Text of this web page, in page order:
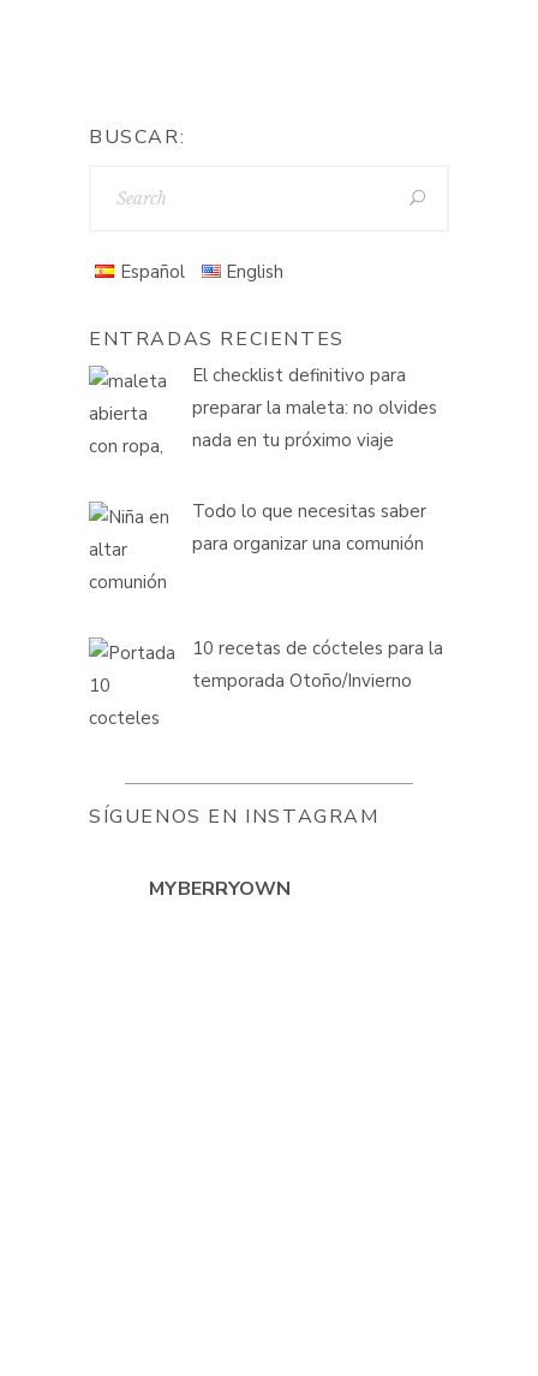
BUSCAR:
Español English
ENTRADAS RECIENTES
El checklist definitivo para
preparar la maleta: no olvides
nada en tu próximo viaje
Todo lo que necesitas saber
para organizar una comunión
10 recetas de cócteles para la
temporada Otoño/Invierno
SÍGUENOS EN INSTAGRAM
MYBERRYOWN